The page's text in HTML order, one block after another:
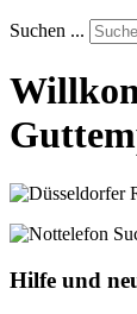
Suchen ...
Hilfe und